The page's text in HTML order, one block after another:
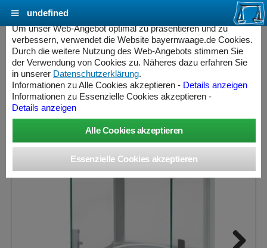
METTLER-TOLEDO NewClassic ME303
Wägebereich: 320 g, Ablesbarkeit: 0,001 g, nicht eichfähig
Cookie Einstellungen - bayernwaage.de
Um unser Web-Angebot optimal zu präsentieren und zu
verbessern, verwendet die Website bayernwaage.de Cookies.
Durch die weitere Nutzung des Web-Angebots stimmen Sie
der Verwendung von Cookies zu. Näheres dazu erfahren Sie
in unserer Datenschutzerklärung.
Informationen zu Alle Cookies akzeptieren - Details anzeigen
Informationen zu Essenzielle Cookies akzeptieren -
Details anzeigen
undefined